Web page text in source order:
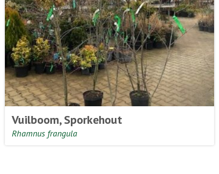
Vuilboom, Sporkehout
Rhamnus frangula